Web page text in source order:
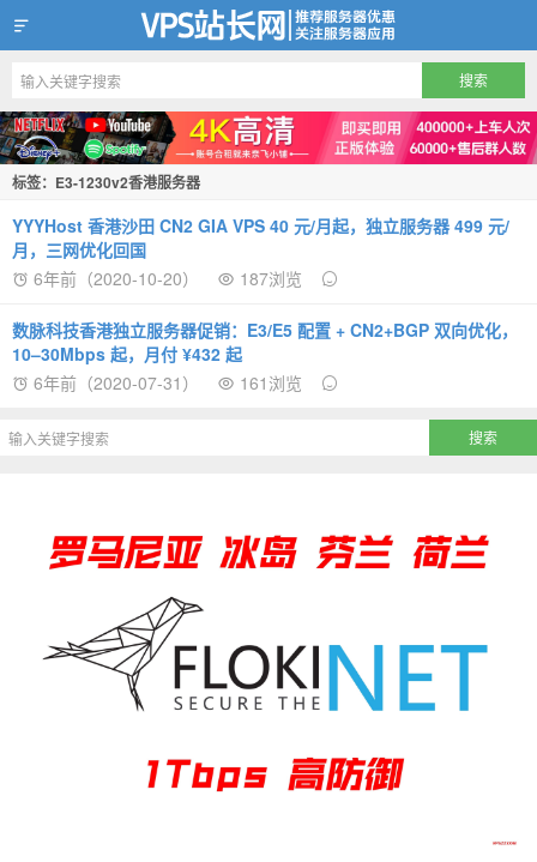
VPS站长网
标签：E3-1230v2香港服务器
YYYHost 香港沙田 CN2 GIA VPS 40 元/月起，独立服务器 499 元/
月，三网优化回国
6年前（2020-10-20）
187浏览
数脉科技香港独立服务器促销：E3/E5 配置 + CN2+BGP 双向优化，
10–30Mbps 起，月付 ¥432 起
6年前（2020-07-31）
161浏览